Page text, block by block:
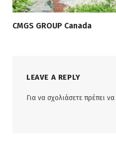
CMGS GROUP Canada
LEAVE A REPLY
Για να σχολιάσετε πρέπει να